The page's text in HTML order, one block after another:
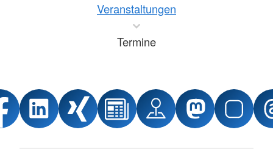
Veranstaltungen
Termine